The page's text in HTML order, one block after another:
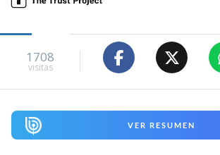
1708
visitas
VER RESUMEN